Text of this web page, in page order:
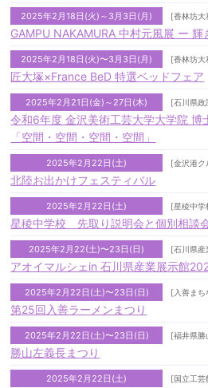
2025年2月18日(火)～3月3日(月) [香林坊大
GAMPU NAKAMURA 中村元風展 ー 輝
2025年2月18日(火)〜3月3日(月) [香林坊大
匠大塚×France BeD 特選ベッドフェア
2025年2月21日(金)～27日(木) [石川県政
令和6年度 金沢美術工芸大学大学院 博
「空間・空間・空間・空間」
2025年2月22日(土) [金沢港ク
北陸お出かけフェスティバル
2025年2月22日(土) [星稜中学
星稜中学校 先取り説明会と個別相談
2025年2月22(土)〜23日(日) [石川県産
アオイマルシェin 石川県産業展示館
2025年2月22日(土)〜23日(日) [入善まち
第25回入善ラーメンまつり
2025年2月22日(土)〜23日(日) [福井県勝
勝山左義長まつり
2025年2月22日(土) [国立工芸